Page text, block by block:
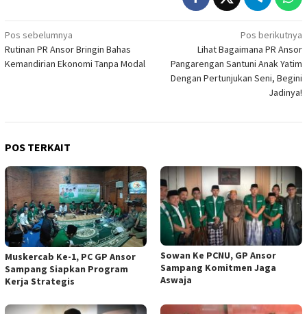
Navigasi
pos
Pos sebelumnya
Rutinan PR Ansor Bringin Bahas
Kemandirian Ekonomi Tanpa Modal
Pos berikutnya
Lihat Bagaimana PR Ansor
Pangarengan Santuni Anak Yatim
Dengan Pertunjukan Seni, Begini
Jadinya!
POS TERKAIT
Muskercab Ke-1, PC GP Ansor
Sampang Siapkan Program
Kerja Strategis
Sowan Ke PCNU, GP Ansor
Sampang Komitmen Jaga
Aswaja